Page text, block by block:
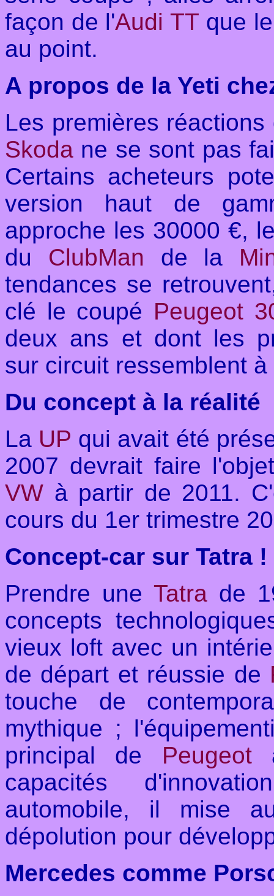
façon de l'Audi TT que
au point.
A propos de la Yeti
Les premières
Skoda ne se sont pas
Certains acheteurs
version haut de
approche les 30000 €,
du ClubMan de la
tendances se
clé le coupé Peugeot
deux ans et dont les
sur circuit ressemblent à
Du concept à la réalité
La UP qui avait été
2007 devrait faire
VW à partir de 2011.
cours du 1er trimestre
Concept-car sur Tatra !
Prendre une Tatrade
concepts
vieux loft avec un
de départ et réussie de
touche de
mythique ;
principal de Peugeota
capacités
automobile, il mise
dépolution pour
Mercedes comme